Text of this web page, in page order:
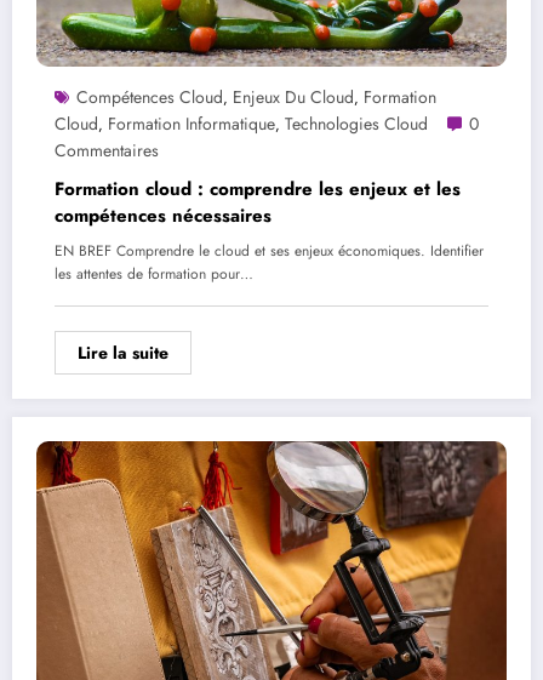
Compétences Cloud, Enjeux Du Cloud, Formation
Cloud, Formation Informatique, Technologies Cloud
0
Commentaires
Formation cloud : comprendre les enjeux et les
compétences nécessaires
EN BREF Comprendre le cloud et ses enjeux économiques. Identifier
les attentes de formation pour…
Lire la suite